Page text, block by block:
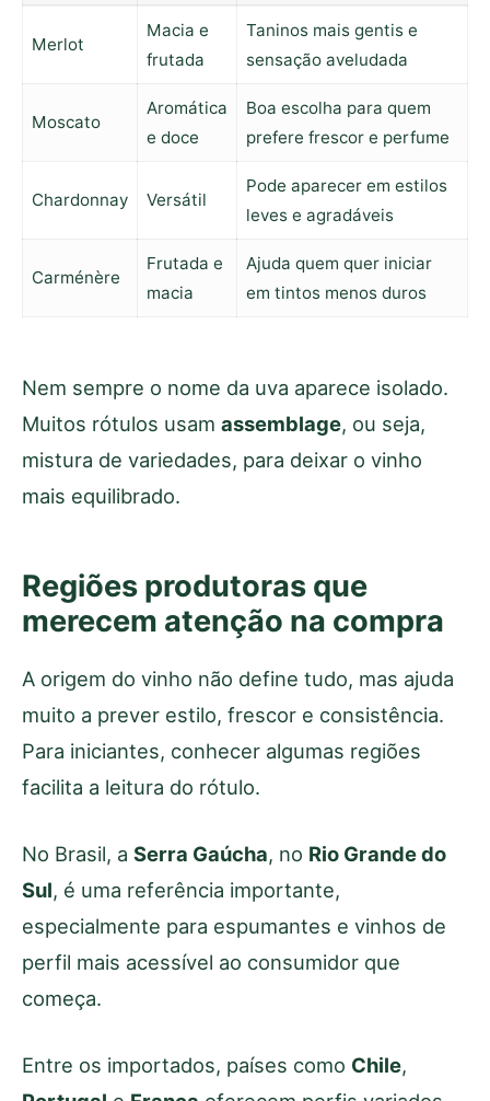
Merlot
Macia e
frutada
Taninos mais gentis e
sensação aveludada
Moscato
Aromática
e doce
Boa escolha para quem
prefere frescor e perfume
Chardonnay Versátil
Pode aparecer em estilos
leves e agradáveis
Carménère
Frutada e
macia
Ajuda quem quer iniciar
em tintos menos duros
Nem sempre o nome da uva aparece isolado.
Muitos rótulos usam assemblage, ou seja,
mistura de variedades, para deixar o vinho
mais equilibrado.
Regiões produtoras que
merecem atenção na compra
A origem do vinho não define tudo, mas ajuda
muito a prever estilo, frescor e consistência.
Para iniciantes, conhecer algumas regiões
facilita a leitura do rótulo.
No Brasil, a Serra Gaúcha, no Rio Grande do
Sul, é uma referência importante,
especialmente para espumantes e vinhos de
perfil mais acessível ao consumidor que
começa.
Entre os importados, países como Chile,